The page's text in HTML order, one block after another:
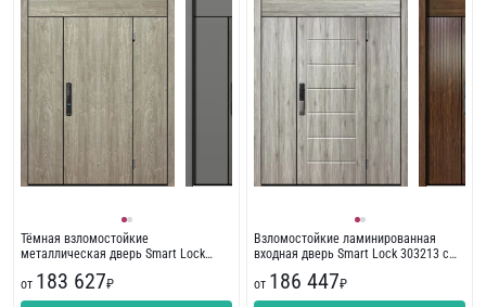
Тёмная взломостойкие
металлическая дверь Smart Lock
от 183 627₽
Взломостойкие ламинированная
входная дверь Smart Lock 303213 с
от 186 447₽